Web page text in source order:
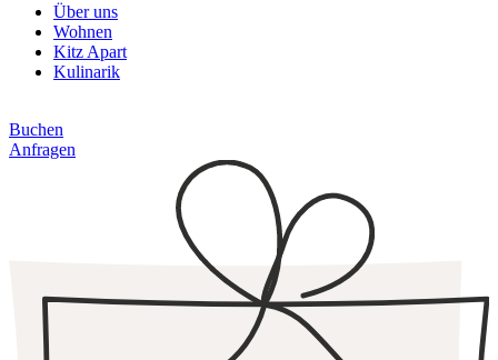
Über uns
Wohnen
Kitz Apart
Kulinarik
Buchen
Anfragen